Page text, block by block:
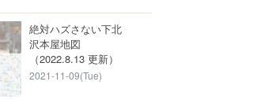
絶対ハズさない下北
沢本屋地図
（2022.8.13 更新）
2021-11-09(Tue)